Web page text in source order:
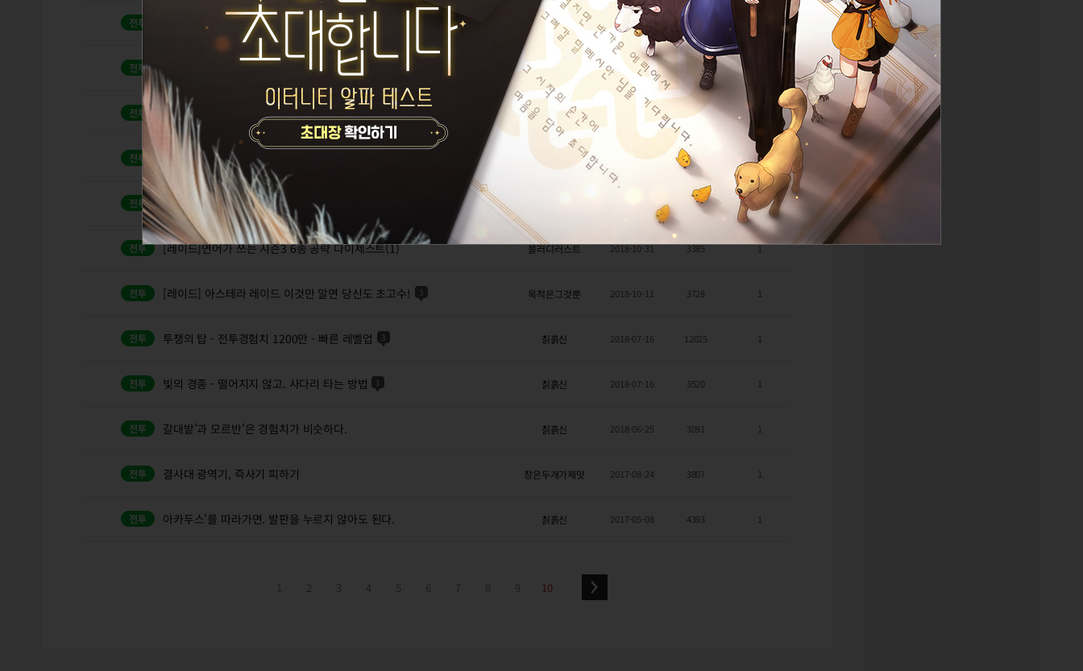
아인라허에서 가장 어려운 이세트를 노피격으로 잡는 공략 키언 2018-12-22 5154
오염은 깊은곳에도 노피격으로 깨는 동영상 공략집 입니다 키언 2018-12-19 4460
[레이드] 붉은 낙인 마하 공략 1 몬헌경력자 2018-11-07 10017
[레이드] 통제- 아르카나 패턴 및 부파 공략 2018-11-07 16911 1
[레이드]연어가 쓰는 시즌3 6종 공략 다이제스트(2) 2817 1
[레이드]연어가 쓰는 시즌3 6종 공략 다이제스트(1) 블러디러스트 2018-10-31 3385 1
[레이드] 아스테라 레이드 이것만 알면 당신도 초고수! 3 목적은그것뿐 2018-10-11 3728 1
투쟁의 탑 - 전투경험치 1200만 - 빠른 레벨업 3 칡흙신 2018-07-16 12025 1
빛의 경종 - 떨어지지 않고. 사다리 타는 방법 1 칡흙신 2018-07-16 3520 1
갈대밭'과 모르반'은 경험치가 비슷하다. 칡흙신 2018-06-25 3091 1
결사대 광역기, 즉사기 피하기 창은두개가제맛 2017-08-24 3807 1
아카두스'를 따라가면. 발판을 누르지 않아도 된다. 칡흙신 2017-05-08 4393 1
1 2 3 4 5 6 7 8 10